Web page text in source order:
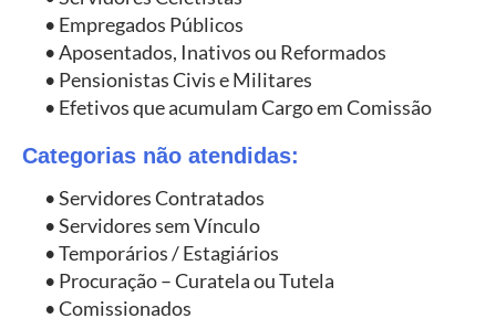
• Empregados Públicos
• Aposentados, Inativos ou Reformados
• Pensionistas Civis e Militares
• Efetivos que acumulam Cargo em Comissão
Categorias não atendidas:
• Servidores Contratados
• Servidores sem Vínculo
• Temporários / Estagiários
• Procuração – Curatela ou Tutela
• Comissionados